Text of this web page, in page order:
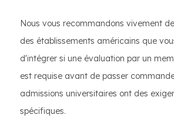
Nous vous recommandons vivement
des établissements américains que
d'intégrer si une évaluation par un
est requise avant de passer
admissions universitaires ont des
spécifiques.